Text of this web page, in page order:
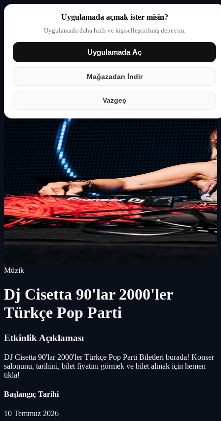
Uygulamada açmak ister misin?
Uygulamada daha hızlı ve kişiselleştirilmiş deneyim.
Uygulamada Aç
Mağazadan İndir
Vazgeç
Giriş yap Partner
Müzik
Dj Cisetta 90'lar 2000'ler
Türkçe Pop Parti
Etkinlik Açıklaması
DJ Cisetta 90'lar 2000'ler Türkçe Pop Parti Biletleri burada! Konser
salonunu, tarihini, bilet fiyatını görmek ve bilet almak için hemen
tıkla!
Başlangıç Tarihi
10 Temmuz 2026